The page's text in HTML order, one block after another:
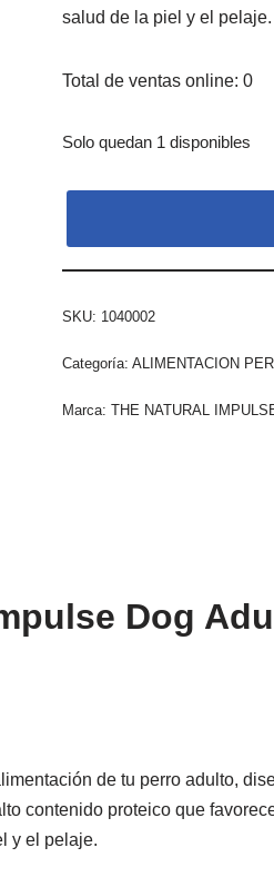
salud de la piel y el pelaje.
Total de ventas online: 0
Solo quedan 1 disponibles
SKU: 1040002
Categoría: ALIMENTACION
Marca: THE NATURAL
Dog
de tu perro adulto,
contenido proteico que
y el pelaje.